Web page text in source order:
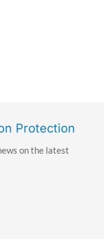
Protection
on the latest